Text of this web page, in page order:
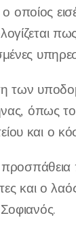
των
όπως
και ο
και ο